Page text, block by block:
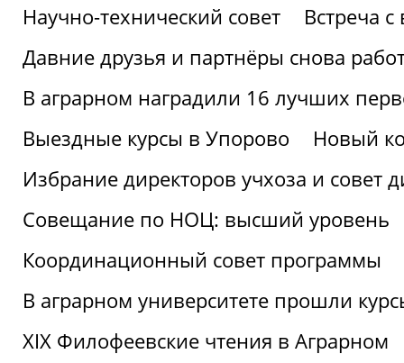
Научно-технический совет
Встреча
Давние друзья и партнёры снова
В аграрном наградили 16 лучших
Выездные курсы в Упорово
Новый
Избрание директоров учхоза и совет
Совещание по НОЦ: высший уровень
Координационный совет программы
В аграрном университете прошли
XIX Филофеевские чтения в Аграрном